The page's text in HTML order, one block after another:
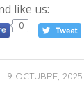
like us:
0
9 OCTUBRE, 2025
/